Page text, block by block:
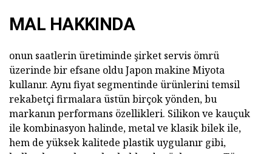
MAL HAKKINDA
onun saatlerin üretiminde şirket servis ömrü
üzerinde bir efsane oldu Japon makine Miyota
kullanır. Aynı fiyat segmentinde ürünlerini temsil
rekabetçi firmalara üstün birçok yönden, bu
markanın performans özellikleri. Silikon ve kauçuk
ile kombinasyon halinde, metal ve klasik bilek ile,
hem de yüksek kalitede plastik uygulanır gibi,